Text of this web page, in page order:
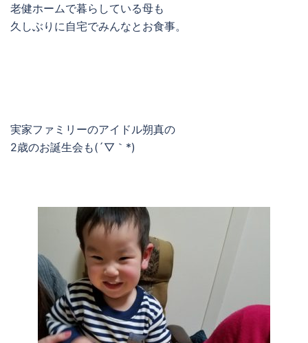
老健ホームで暮らしている母も
久しぶりに自宅でみんなとお食事。
実家ファミリーのアイドル朔真の
2歳のお誕生会も(´▽｀*)